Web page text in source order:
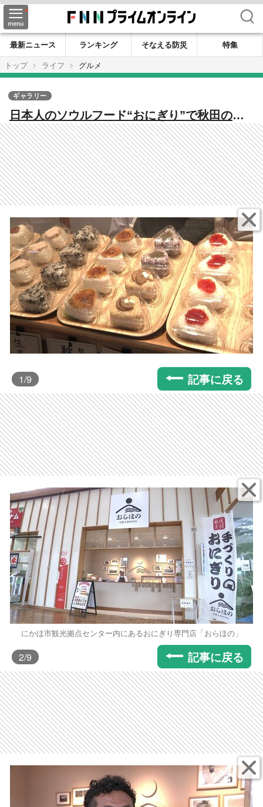
検索
最新ニュース ランキング そなえる防災
特集
トップ
ライフ グルメ
日本人のソウルフード“おにぎり”で秋田の
「おいしい」を発信！ 観光の玄関口に構え
る専門店 地元生産者とつながりこだわりの
味をお届け
ギャラリー
1/9 記事に戻る
にかほ市観光拠点センター内にあるおにぎり専門店「おらほの」
2/9 記事に戻る